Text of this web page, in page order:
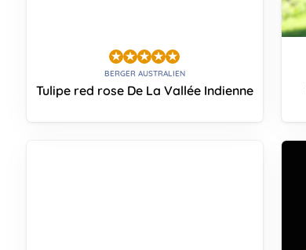
BERGER AUSTRALIEN
Tulipe red rose De La Vallée Indienne